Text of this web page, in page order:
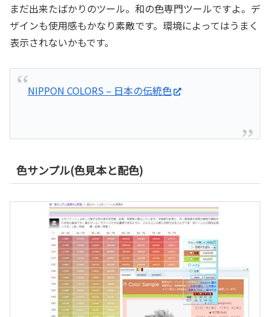
まだ出来たばかりのツール。和の色専門ツールですよ。デ
ザインも使用感もかなり素敵です。環境によってはうまく
表示されないかもです。
NIPPON COLORS – 日本の伝統色
色サンプル(色見本と配色)